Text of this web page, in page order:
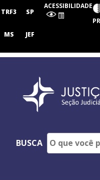
Judiciária
Paulo
TRF3 SP
MS JEF
ACESSIBILIDADE
BUSCA